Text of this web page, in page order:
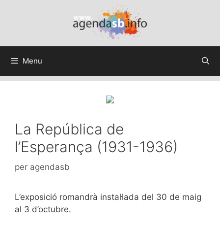
Menu
La República de
l’Esperança (1931-1936)
per agendasb
L’exposició romandrà instal·lada del 30 de maig
al 3 d’octubre.